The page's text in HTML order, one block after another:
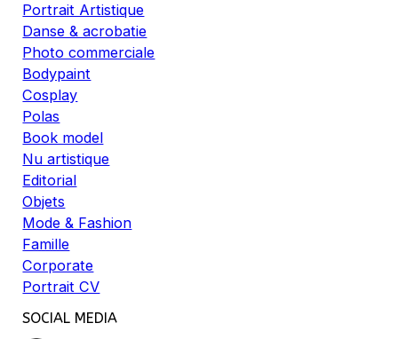
Portrait Artistique
Danse & acrobatie
Photo commerciale
Bodypaint
Cosplay
Polas
Book model
Nu artistique
Editorial
Objets
Mode & Fashion
Famille
Corporate
Portrait CV
SOCIAL MEDIA